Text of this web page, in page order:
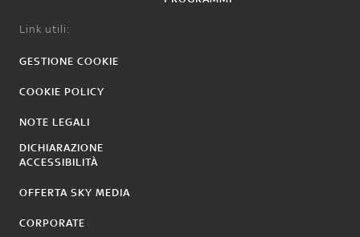
Link utili:
GESTIONE COOKIE
COOKIE POLICY
NOTE LEGALI
DICHIARAZIONE
ACCESSIBILITÀ
OFFERTA SKY MEDIA
CORPORATE